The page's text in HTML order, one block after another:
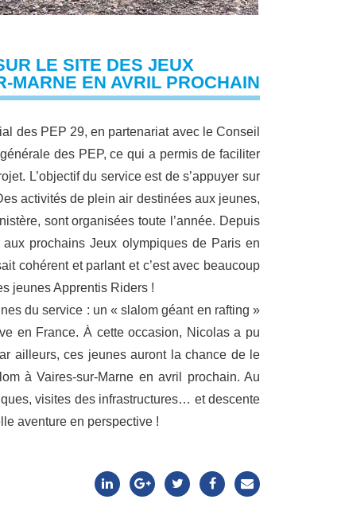
LE SITE DES JEUX
MARNE EN AVRIL PROCHAIN
des PEP 29, en partenariat avec le Conseil
des PEP, ce qui a permis de faciliter
L’objectif du service est de s’appuyer sur
activités de plein air destinées aux jeunes,
sont organisées toute l’année. Depuis
prochains Jeux olympiques de Paris en
cohérent et parlant et c’est avec beaucoup
jeunes Apprentis Riders !
du service : un « slalom géant en rafting »
en France. À cette occasion, Nicolas a pu
ailleurs, ces jeunes auront la chance de le
à Vaires-sur-Marne en avril prochain. Au
visites des infrastructures… et descente
aventure en perspective !